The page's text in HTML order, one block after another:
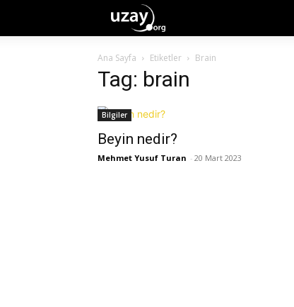
Ana Sayfa Etiketler Brain
Tag: brain
Bilgiler
Beyin nedir?
Mehmet Yusuf Turan - 20 Mart 2023